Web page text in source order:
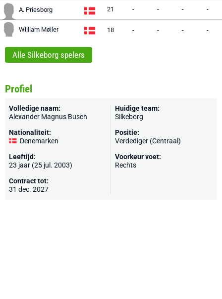
A. Priesborg 21 - - - -
William Møller 18 - - - -
Alle Silkeborg spelers
Profiel
Volledige naam:
Alexander Magnus Busch
Nationaliteit:
Denemarken
Leeftijd:
23 jaar (25 jul. 2003)
Contract tot:
31 dec. 2027
Huidige team:
Silkeborg
Positie:
Verdediger (Centraal)
Voorkeur voet:
Rechts